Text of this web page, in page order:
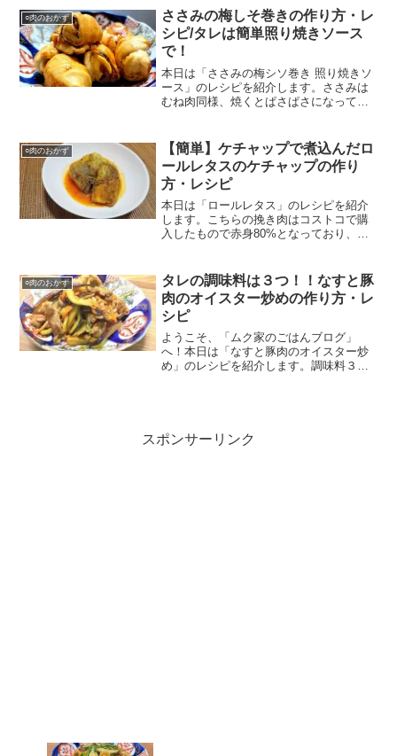
す。また、ピーマンに加えて彩りでパプ
リカをつかっています。メイ...
○肉のおかず
ささみの梅しそ巻きの作り方・レ
シピ/タレは簡単照り焼きソース
で！
本日は「ささみの梅シソ巻き 照り焼きソ
ース」のレシピを紹介します。ささみは
むね肉同様、焼くとぱさぱさになってし
を巻いて、照り焼きのソースをかけてい
ます。
○肉のおかず
【簡単】ケチャップで煮込んだロ
ールレタスのケチャップの作り
方・レシピ
本日は「ロールレタス」のレシピを紹介
します。こちらの挽き肉はコストコで購
入したもので赤身80%となっており、脂
て煮込むとても作りやすい1品となってい
ます。是非参考にしていただければ幸い
です！
○肉のおかず
タレの調味料は３つ！！なすと豚
肉のオイスター炒めの作り方・レ
シピ
ようこそ、「ムク家のごはんブログ」
へ！本日は「なすと豚肉のオイスター炒
め」のレシピを紹介します。調味料３つ
スポンサーリンク